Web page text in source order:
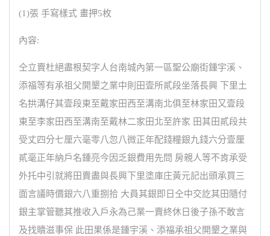
(1)張 手寫樣式 畫押5枚
內容:
仝立賣杜絕盡根契字人台南城內第一區聖公廟街鍾宇溪、
添福等有承祖父開墾之業中則田壹所貳段坐落長興 下里土
名拱溝仔其壹段東至戴家田西至溝南北俱至林家田又壹段
東至李家田西至溝南至戴林二家田北至許家 田其田貳段共
受丈四分七厘六毫零八忽八微正年配錢糧銀九錢六分壹厘
貳毫正年納戶名鍾亮今因乏銀費用先問 房親人等不肯承受
外托中引就將田賣盡與長興下里塗庫庄黃元記出頭承買三
面言議時價銀六八重捌拾 大員其銀即日仝中交訖其田隨付
銀主掌管聽其推收入戶永為己業一賣終休日後子孫不敢言
及找贖滋事保 此田果係是鍾宇溪、添福承祖父開墾之業與